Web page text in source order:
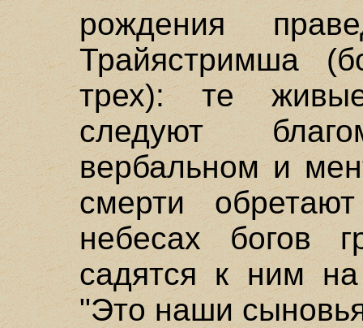
рождения
Трайястримша
трех): те
следуют
вербальном и
смерти
небесах богов
садятся к ним
"Это наши